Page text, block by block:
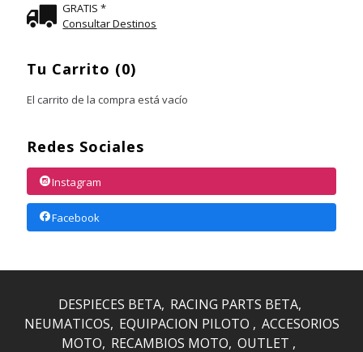
GRATIS *
Consultar Destinos
Tu Carrito (0)
El carrito de la compra está vacío
Redes Sociales
Instagram
Facebook
DESPIECES BETA RACING PARTS BETA
NEUMATICOS EQUIPACION PILOTO
ACCESORIOS
MOTO RECAMBIOS MOTO OUTLET